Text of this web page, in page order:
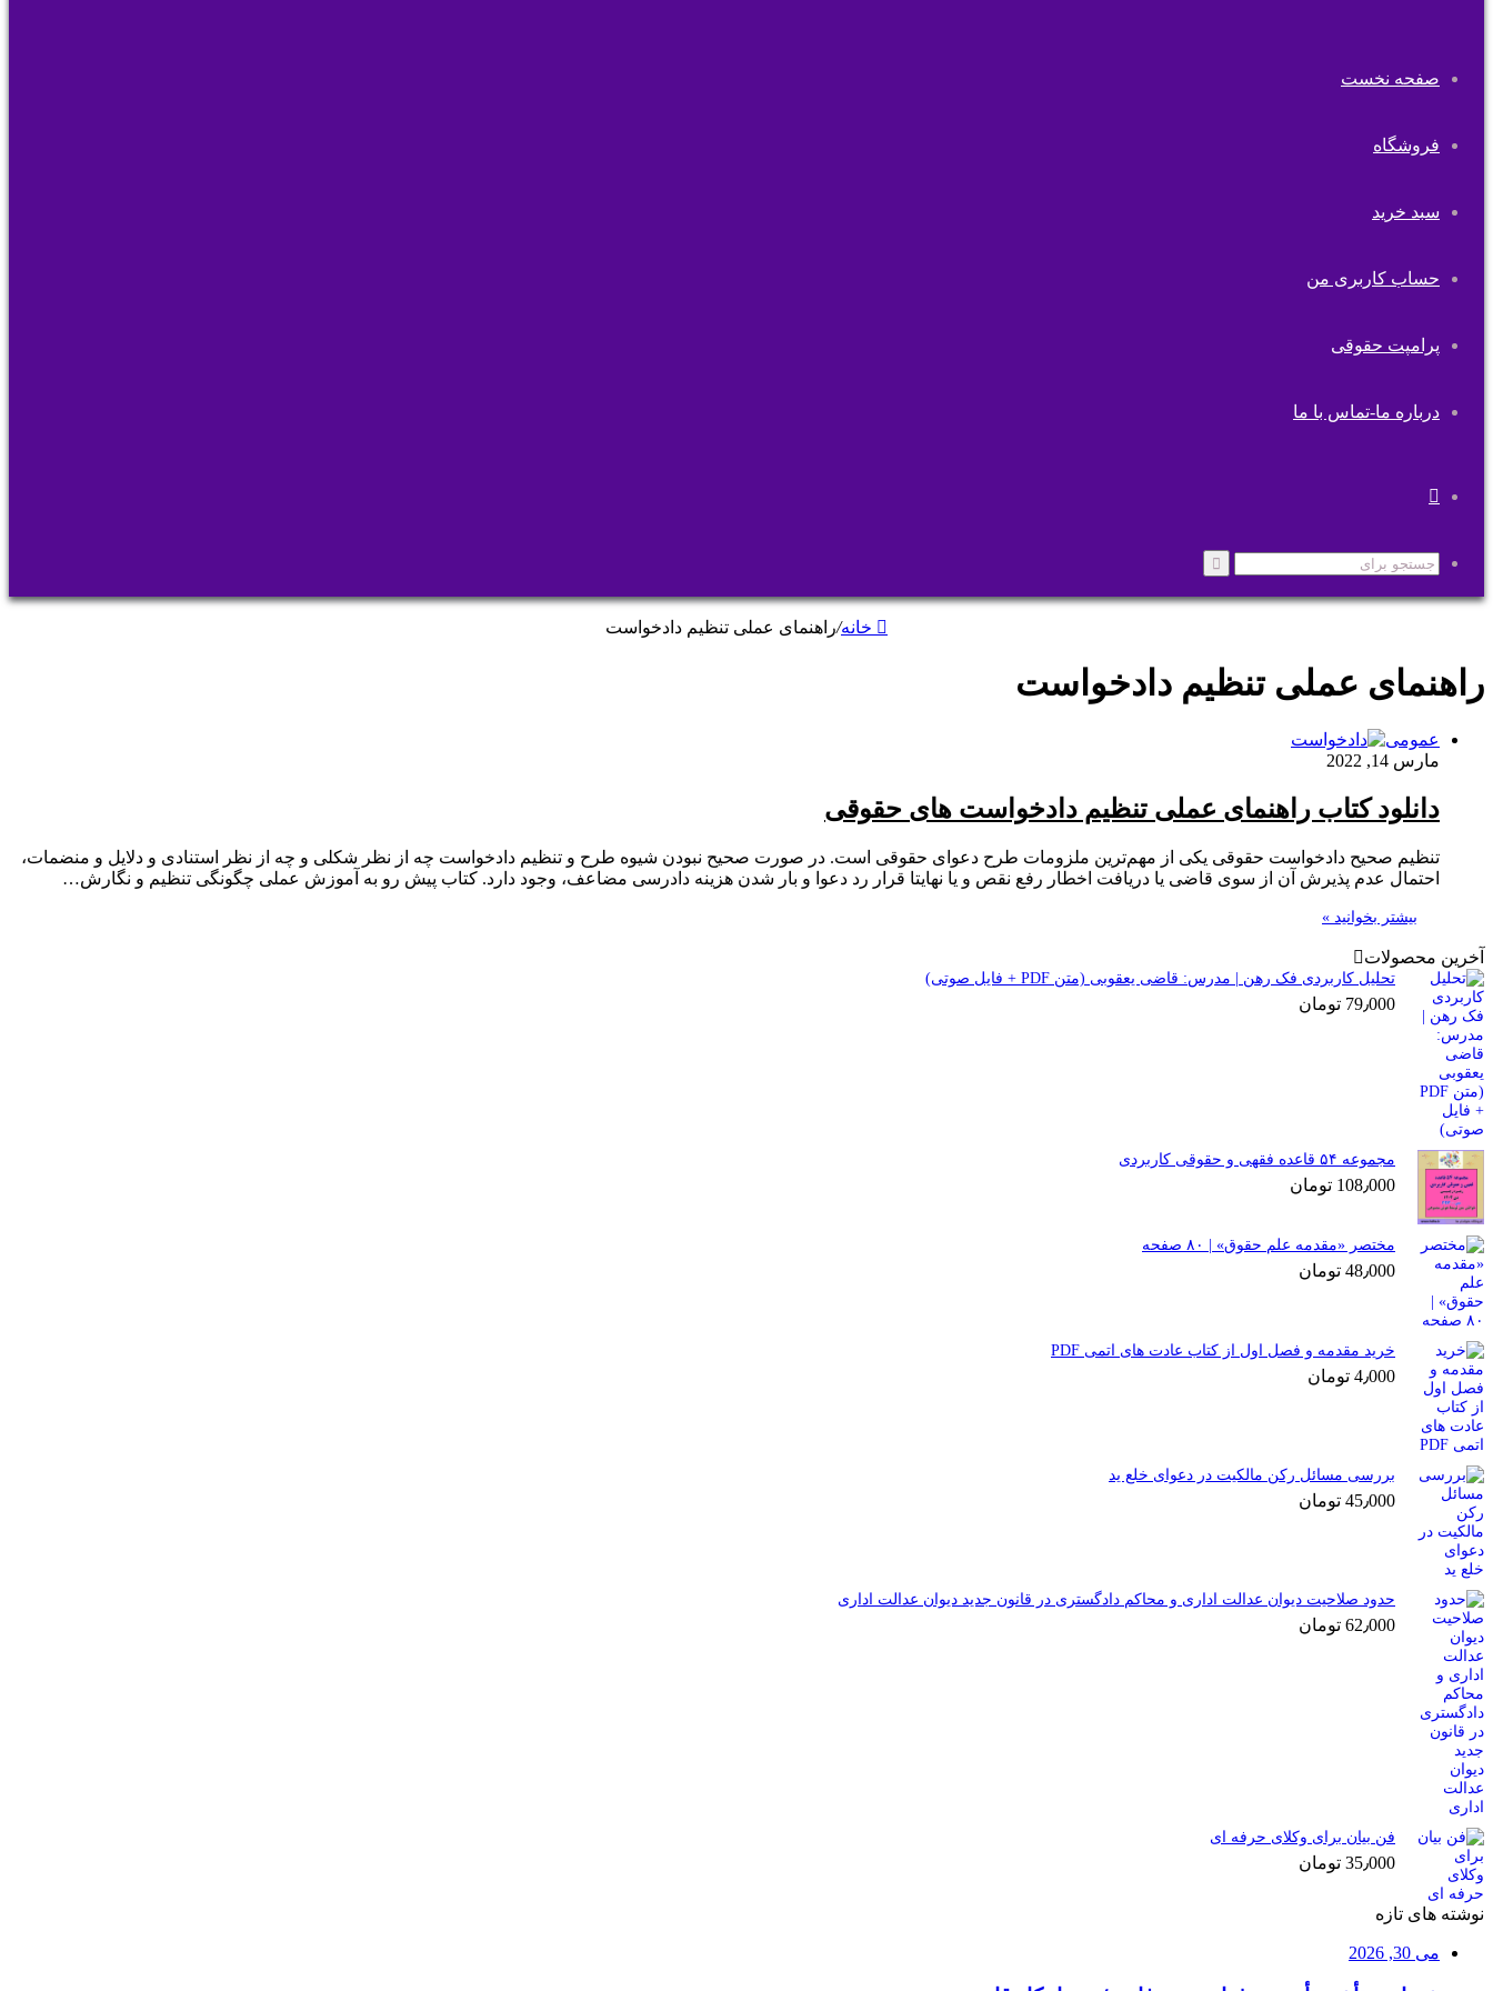
صفحه نخست
فروشگاه
سبد خرید
حساب کاربری من
پرامپت حقوقی
درباره ما-تماس با ما
پوسته
جستجو
برای
خانه/راهنمای عملی تنظیم دادخواست
راهنمای عملی تنظیم دادخواست
عمومی
مارس 14, 2022
دانلود کتاب راهنمای عملی تنظیم دادخواست های حقوقی
تنظیم صحیح دادخواست حقوقی یکی از مهم‌ترین ملزومات طرح دعوای حقوقی است. در صورت صحیح نبودن شیوه طرح و تنظیم دادخواست چه از نظر شکلی و چه از نظر استنادی و دلایل و منضمات،
احتمال عدم پذیرش آن از سوی قاضی یا دریافت اخطار رفع نقص و یا نهایتا قرار رد دعوا و بار شدن هزینه دادرسی مضاعف، وجود دارد. کتاب پیش رو به آموزش عملی چگونگی تنظیم و نگارش…
بیشتر بخوانید »
آخرین محصولات
تحلیل کاربردی فک رهن | مدرس: قاضی یعقوبی (متن PDF + فایل صوتی)
79٫000 تومان
مجموعه ۵۴ قاعده فقهی و حقوقی کاربردی
108٫000 تومان
مختصر «مقدمه علم حقوق» | ۸۰ صفحه
48٫000 تومان
خرید مقدمه و فصل اول از کتاب عادت های اتمی PDF
4٫000 تومان
بررسی مسائل رکن مالکیت در دعوای خلع ید
45٫000 تومان
حدود صلاحیت دیوان عدالت اداری و محاکم دادگستری در قانون جدید دیوان عدالت اداری
62٫000 تومان
فن بیان برای وکلای حرفه ای
35٫000 تومان
نوشته های تازه
می 30, 2026